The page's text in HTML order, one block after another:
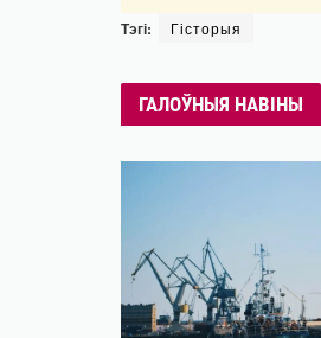
Тэгі: Гісторыя
ГАЛОЎНЫЯ НАВІНЫ